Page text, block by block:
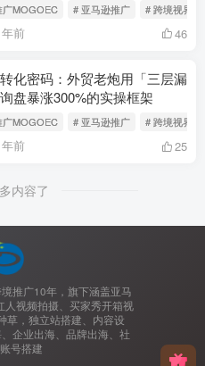
广MOGOEC # 亚马逊推广 # 跨境视界
前 46
化密码：外贸老炮用「三层漏
盘暴涨300%的实操框架
广MOGOEC # 亚马逊推广 # 跨境视界
前 25
内容了
推广10年，旗下涵盖亚马
人视频拍摄、买家秀开箱视
草，独立站搭建、内容设
企业出海、品牌出海、社
号搭建